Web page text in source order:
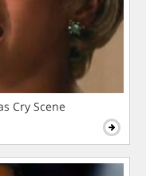
Cry Scene